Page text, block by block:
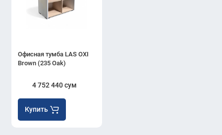
Офисная тумба LAS OXI
Brown (235 Oak)
4 752 440 сум
Купить